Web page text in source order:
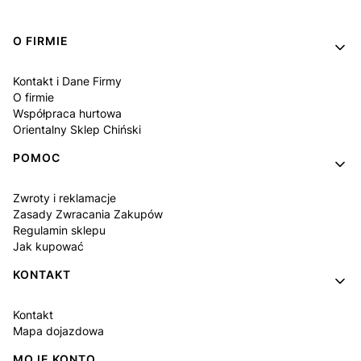
Linki w stopce
O FIRMIE
Kontakt i Dane Firmy
O firmie
Współpraca hurtowa
Orientalny Sklep Chiński
POMOC
Zwroty i reklamacje
Zasady Zwracania Zakupów
Regulamin sklepu
Jak kupować
KONTAKT
Kontakt
Mapa dojazdowa